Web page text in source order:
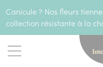
Canicule ? Nos fleurs
collection résistante à la